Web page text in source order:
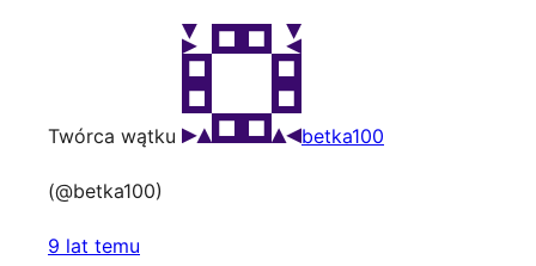
Twórca wątku betka100
(@betka100)
9 lat temu